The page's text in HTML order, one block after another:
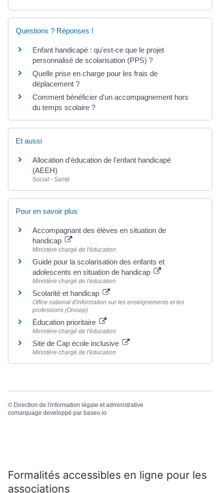
Questions ? Réponses !
Enfant handicapé : qu'est-ce que le projet
personnalisé de scolarisation (PPS) ?
Quelle prise en charge pour les frais de
déplacement ?
Comment bénéficier d'un accompagnement hors
du temps scolaire ?
Et aussi
Allocation d'éducation de l'enfant handicapé
(AEEH)
Social - Santé
Pour en savoir plus
Accompagnant des élèves en situation de
handicap
Ministère chargé de l'éducation
Guide pour la scolarisation des enfants et
adolescents en situation de handicap
Ministère chargé de l'éducation
Scolarité et handicap
Office national d'information sur les enseignements et les
professions (Onisep)
Éducation prioritaire
Ministère chargé de l'éducation
Site de Cap école inclusive
Ministère chargé de l'éducation
© Direction de l'information légale et administrative
comarquage developpé par baseo.io
Formalités accessibles en ligne pour les
associations